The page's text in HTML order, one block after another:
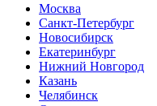
Москва
Санкт-Петербург
Новосибирск
Екатеринбург
Нижний Новгород
Казань
Челябинск